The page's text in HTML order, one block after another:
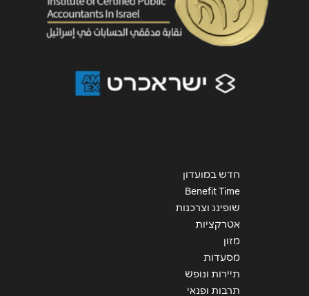
שליחה
חדש במועדון
Benefit Time
שופינג וצרכנות
אטרקציות
מזון
מסעדות
תיירות ונופש
תרבות ופנאי